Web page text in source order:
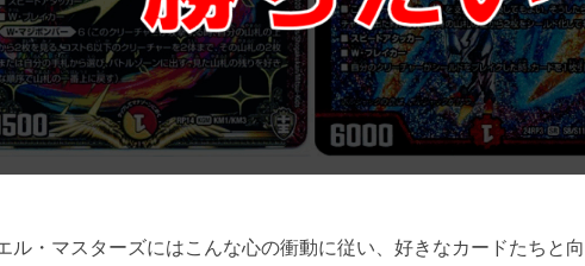
ル・マスターズにはこんな心の衝動に従い、好きなカードたちと